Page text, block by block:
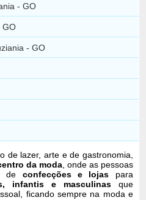
- GO
GO
- GO
de lazer, arte e de gastronomia,
da moda, onde as pessoas
de confecções e lojas para
infantis e masculinasque
ficando sempre na moda e